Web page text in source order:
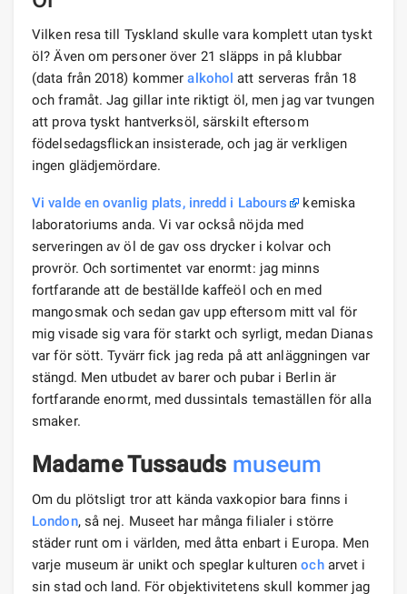
Vilken resa till Tyskland skulle vara komplett utan tyskt
öl? Även om personer över 21 släpps in på klubbar
(data från 2018) kommeralkohol att serveras från 18
och framåt. Jag gillar inte riktigt öl, men jag var tvungen
att prova tyskt hantverksöl, särskilt eftersom
födelsedagsflickan insisterade, och jag är verkligen
ingen glädjemördare.
Vi valde en ovanlig plats, inredd i Labours
kemiska
laboratoriums anda. Vi var också nöjda med
serveringen av öl de gav oss drycker i kolvar och
provrör. Och sortimentet var enormt: jag minns
fortfarande att de beställde kaffeöl och en med
mangosmak och sedan gav upp eftersom mitt val för
mig visade sig vara för starkt och syrligt, medan Dianas
var för sött. Tyvärr fick jag reda på att anläggningen var
stängd. Men utbudet av barer och pubar i Berlin är
fortfarande enormt, med dussintals temaställen för alla
smaker.
Madame Tussauds museum
Om du plötsligt tror att kända vaxkopior bara finns i
London, så nej. Museet har många filialer i större
städer runt om i världen, med åtta enbart i Europa. Men
varje museum är unikt och speglar kulturenocharvet i
sin stad och land. För objektivitetens skull kommer jag